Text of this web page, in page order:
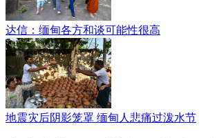
达信：缅甸各方和谈可能性很高
地震灾后阴影笼罩 缅甸人悲痛过泼水节